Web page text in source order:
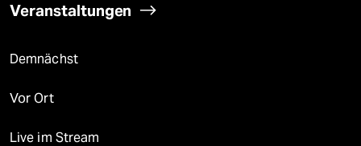
Veranstaltungen
Demnächst
Vor Ort
Live im Stream